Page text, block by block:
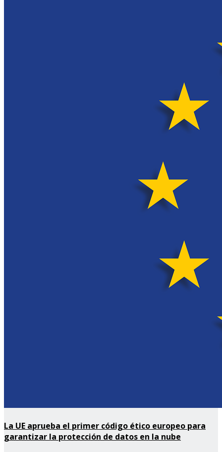
La UE aprueba el primer código ético europeo para
garantizar la protección de datos en la nube